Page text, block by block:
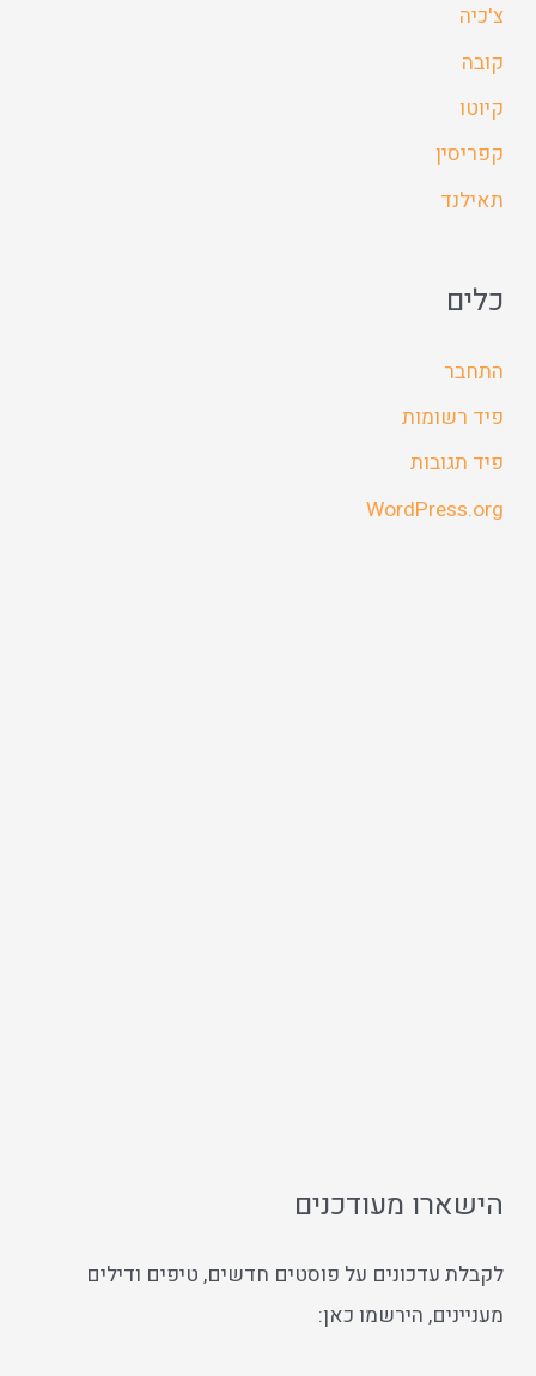
צ'כיה
קובה
קיוטו
קפריסין
תאילנד
כלים
התחבר
פיד רשומות
פיד תגובות
WordPress.org
הישארו מעודכנים
לקבלת עדכונים על פוסטים חדשים, טיפים ודילים
מעניינים, הירשמו כאן: